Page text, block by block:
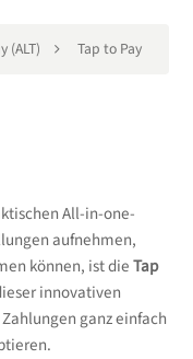
(ALT) Tap to Pay
All-in-one-
aufnehmen,
können, ist dieTap
innovativen
ganz einfach